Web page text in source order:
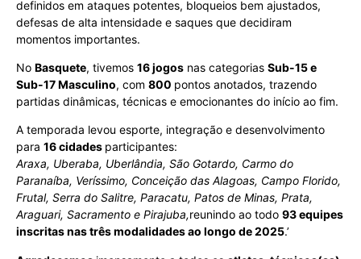
definidos em ataques potentes, bloqueios bem ajustados,
defesas de alta intensidade e saques que decidiram
momentos importantes.
No Basquete, tivemos 16 jogos nas categorias Sub-15 e
Sub-17 Masculino, com 800 pontos anotados, trazendo
partidas dinâmicas, técnicas e emocionantes do início ao fim.
A temporada levou esporte, integração e desenvolvimento
para 16 cidades participantes:
Araxa, Uberaba, Uberlândia, São Gotardo, Carmo do
Paranaíba, Veríssimo, Conceição das Alagoas, Campo Florido,
Frutal, Serra do Salitre, Paracatu, Patos de Minas, Prata,
Araguari, Sacramento e Pirajuba,reunindo ao todo 93 equipes
inscritas nas três modalidades ao longo de 2025.’